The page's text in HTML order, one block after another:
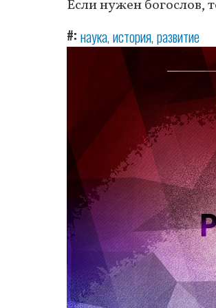
Если нужен богослов,
# наука история развитие